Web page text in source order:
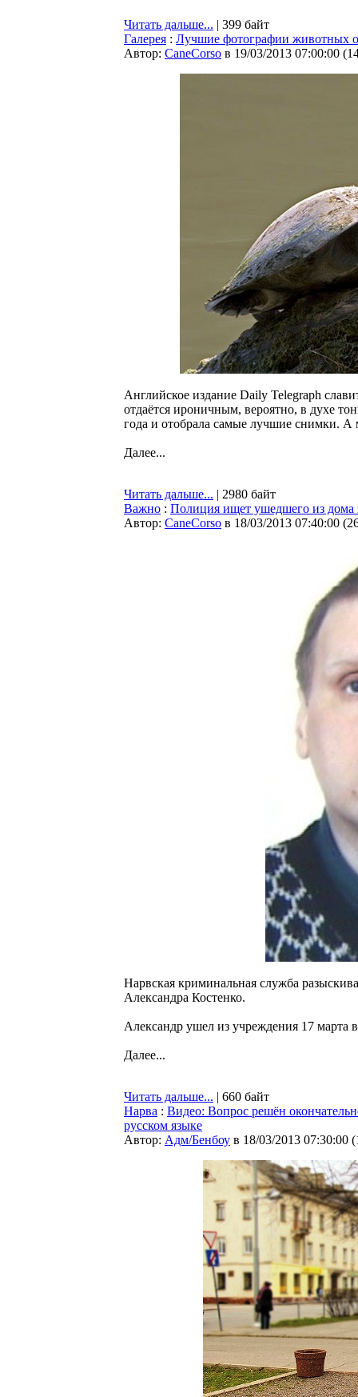
Читать дальше... | 399 байт
Галерея : Лучшие фотографии животных
Автор: CaneCorso в 19/03/2013 07:00:00 (
Английское издание Daily Telegraph
отдаётся ироничным, вероятно, в духе
года и отобрала самые лучшие снимки.
Далее...
Читать дальше... | 2980 байт
Важно : Полиция ищет ушедшего из дома
Автор: CaneCorso в 18/03/2013 07:40:00 (
Нарвская криминальная служба
Александра Костенко.
Александр ушел из учреждения 17 марта
Далее...
Читать дальше... | 660 байт
Нарва : Видео: Вопрос решён
русском языке
Автор: Адм/Бенбоу в 18/03/2013 07:30:00 (